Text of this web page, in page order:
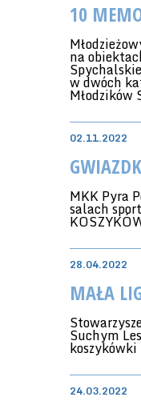
10
na
w dwóch
Młodzików
02.11.2022
MKK Pyra
salach
28.04.2022
MAŁA
Suchym
koszykówki
24.03.2022